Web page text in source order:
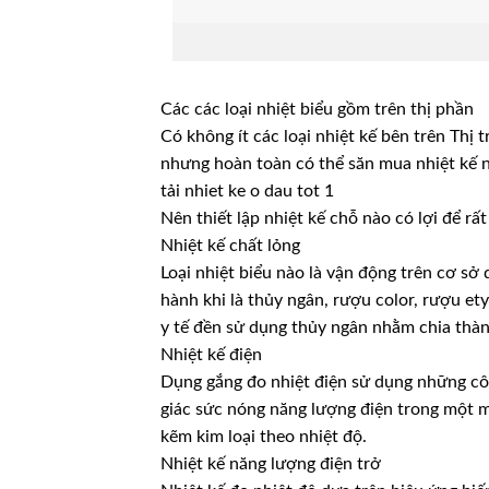
Các các loại nhiệt biểu gồm trên thị phần
Có không ít các loại nhiệt kế bên trên Thị
nhưng hoàn toàn có thể săn mua nhiệt kế
tải nhiet ke o dau tot 1
Nên thiết lập nhiệt kế chỗ nào có lợi để
Nhiệt kế chất lỏng
Loại nhiệt biểu nào là vận động trên cơ
hành khi là thủy ngân, rượu color, rượu
y tế đền sử dụng thủy ngân nhằm chia
Nhiệt kế điện
Dụng gắng đo nhiệt điện sử dụng những
giác sức nóng năng lượng điện trong một
kẽm kim loại theo nhiệt độ.
Nhiệt kế năng lượng điện trở